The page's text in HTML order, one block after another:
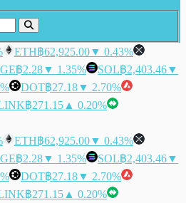
ETH฿62,925.00▼ 0.43%
฿2.28▼ 1.35% SOL฿2,403.46▼
DOT฿27.18▼ 2.70%
฿271.15 ▲ 0.20%
ETH฿62,925.00▼ 0.43%
฿2.28▼ 1.35% SOL฿2,403.46▼
DOT฿27.18▼ 2.70%
฿271.15 ▲ 0.20%